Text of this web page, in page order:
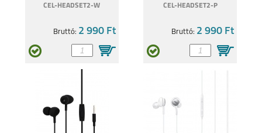
CEL-HEADSET2-W
Bruttó: 2 990 Ft
CEL-HEADSET2-P
Bruttó: 2 990 Ft